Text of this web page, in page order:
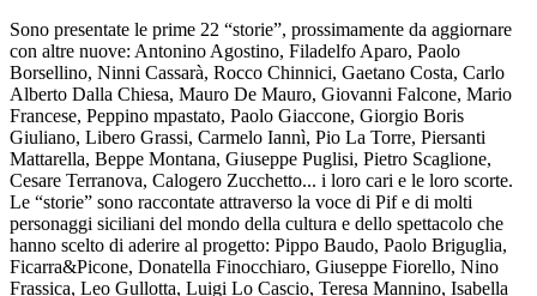
Sono presentate le prime 22 “storie”, prossimamente da aggiornare
con altre nuove: Antonino Agostino, Filadelfo Aparo, Paolo
Borsellino, Ninni Cassarà, Rocco Chinnici, Gaetano Costa, Carlo
Alberto Dalla Chiesa, Mauro De Mauro, Giovanni Falcone, Mario
Francese, Peppino mpastato, Paolo Giaccone, Giorgio Boris
Giuliano, Libero Grassi, Carmelo Iannì, Pio La Torre, Piersanti
Mattarella, Beppe Montana, Giuseppe Puglisi, Pietro Scaglione,
Cesare Terranova, Calogero Zucchetto... i loro cari e le loro scorte.
Le “storie” sono raccontate attraverso la voce di Pif e di molti
personaggi siciliani del mondo della cultura e dello spettacolo che
hanno scelto di aderire al progetto: Pippo Baudo, Paolo Briguglia,
Ficarra&Picone, Donatella Finocchiaro, Giuseppe Fiorello, Nino
Frassica, Leo Gullotta, Luigi Lo Cascio, Teresa Mannino, Isabella